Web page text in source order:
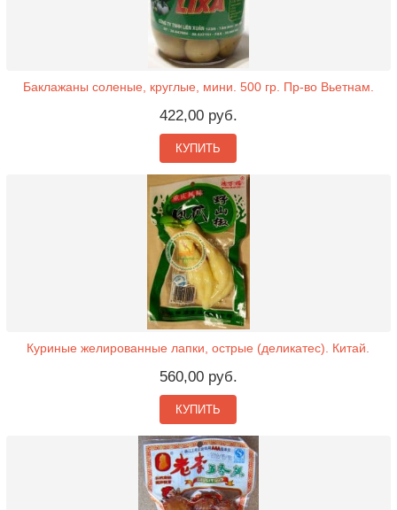
Баклажаны соленые, круглые, мини. 500 гр. Пр-во Вьетнам.
422,00 руб.
КУПИТЬ
Куриные желированные лапки, острые (деликатес). Китай.
560,00 руб.
КУПИТЬ